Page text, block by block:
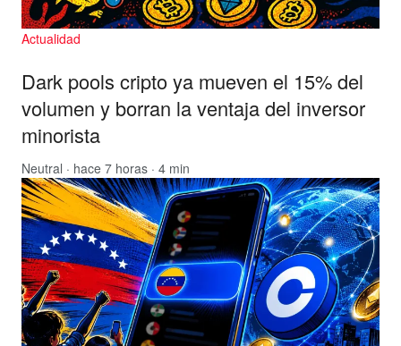
Actualidad
Dark pools cripto ya mueven el 15% del
volumen y borran la ventaja del inversor
minorista
Neutral · hace 7 horas · 4 min